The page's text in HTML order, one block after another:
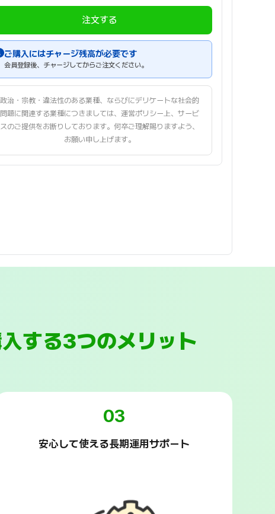
注文する
ご購入にはチャージ残高が必要です
会員登録後、チャージしてからご注文ください。
政治・宗教・違法性のある業種、ならびにデリケートな社会的
問題に関連する業種につきましては、運営ポリシー上、サービ
スのご提供をお断りしております。何卒ご理解賜りますよう、
お願い申し上げます。
する3つのメリット
03
安心して使える長期運用サポート